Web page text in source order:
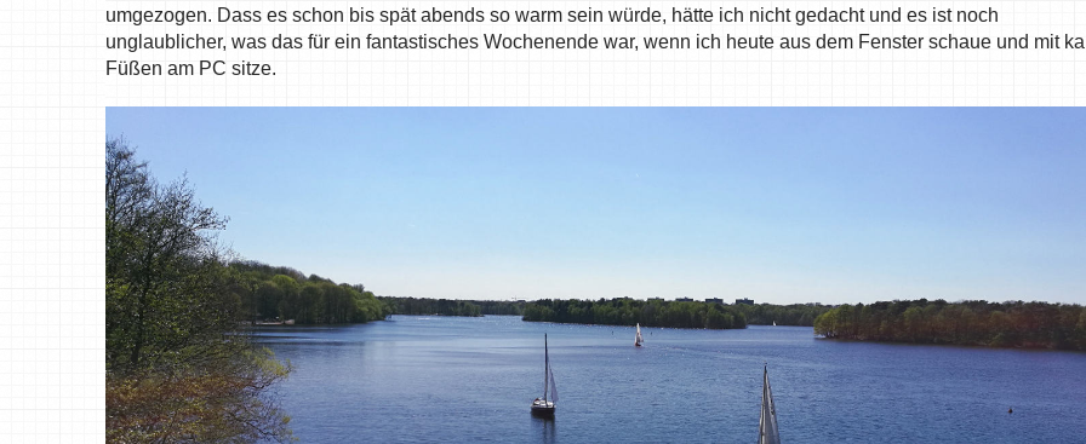
umgezogen. Dass es schon bis spät abends so warm sein würde, hätte ich nicht gedacht und es ist noch
unglaublicher, was das für ein fantastisches Wochenende war, wenn ich heute aus dem Fenster schaue und mit
Füßen am PC sitze.